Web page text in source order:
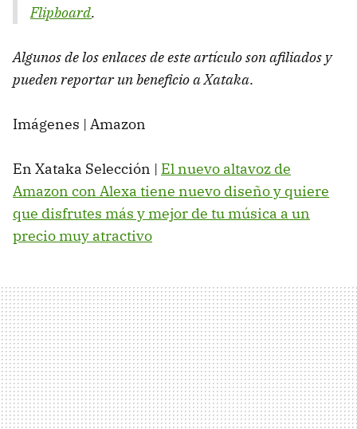
Flipboard.
Algunos de los enlaces de este artículo son afiliados y
pueden reportar un beneficio a Xataka.
Imágenes | Amazon
En Xataka Selección | El nuevo altavoz de
Amazon con Alexa tiene nuevo diseño y quiere
que disfrutes más y mejor de tu música a un
precio muy atractivo